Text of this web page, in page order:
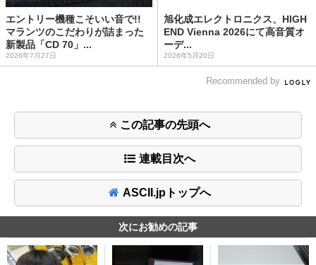
エントリー機種こそいい音で!!
マランツのこだわりが詰まった
新製品「CD 70」...
2026年7月27日
旭化成エレクトロニクス、HIGH
END Vienna 2026にて高音質オ
ーデ...
2026年5月20日
Recommended by
この記事の先頭へ
連載目次へ
ASCII.jpトップへ
次にお勧めの記事